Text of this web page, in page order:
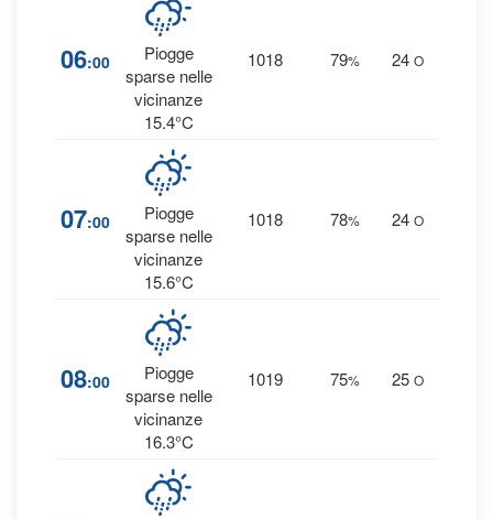
06:00
Piogge
sparse nelle
vicinanze
15.4°C
1018 79% 24 O
07:00
Piogge
sparse nelle
vicinanze
15.6°C
1018 78% 24 O
08:00
Piogge
sparse nelle
vicinanze
16.3°C
1019 75% 25 O